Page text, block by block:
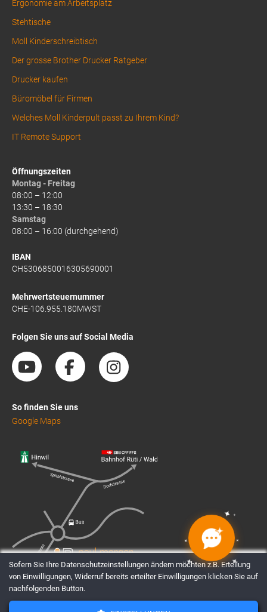
Ergonomie am Arbeitsplatz
Stehtische
Moll Kinderschreibtisch
Der grosse Brother Drucker Ratgeber
Drucker kaufen
Büromöbel für Firmen
Welches Moll Kinderpult passt zu Ihrem Kind?
IT Remote Support
Öffnungszeiten
Montag - Freitag
08:00 – 12:00
13:30 – 18:30
Samstag
08:00 – 16:00 (durchgehend)
IBAN
CH5306850016305690001
Mehrwertsteuernummer
CHE-106.955.180MWST
Folgen Sie uns auf Social Media
So finden Sie uns
Google Maps
✦
✦
✦
✦
✦
✦
Sofern Sie Ihre Datenschutzeinstellungen ändern möchten z.B. Erteilung
von Einwilligungen, Widerruf bereits erteilter Einwilligungen klicken Sie auf
nachfolgenden Button.